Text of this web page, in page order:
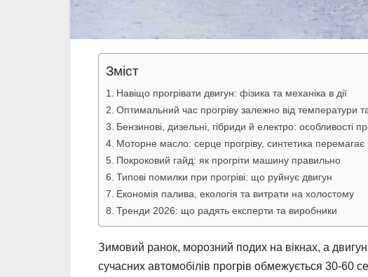
Зміст
Навіщо прогрівати двигун: фізика та механіка в дії
Оптимальний час прогріву залежно від температури
Бензинові, дизельні, гібриди й електро: особливості
Моторне масло: серце прогріву, синтетика перемагає
Покроковий гайд: як прогріти машину правильно
Типові помилки при прогріві: що руйнує двигун
Економія палива, екологія та витрати на холостому
Тренди 2026: що радять експерти та виробники
Зимовий ранок, морозний подих на вікнах, а
сучасних автомобілів прогрів обмежується 30-60